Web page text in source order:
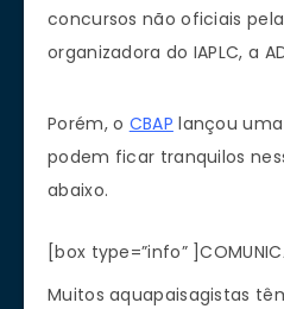
concursos não oficiais
organizadora do IAPLC, a
Porém, o CBAP lançou
podem ficar tranquilos
abaixo.
[box type=”info”
Muitos aquapaisagistas